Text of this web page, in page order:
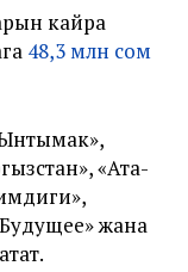
кайра
48,3 млн сом
«Ата-
жана